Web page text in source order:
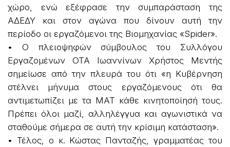
χώρο, ενώ εξέφρασε την συμπαράσταση της
ΑΔΕΔΥ και στον αγώνα που δίνουν αυτή την
περίοδο οι εργαζόμενοι της Βιομηχανίας «Spi­der».
• Ο πλειοψηφών σύμβουλος του Συλλόγου
Εργαζομένων ΟΤΑ Ιωαννίνων Χρήστος Μεντής
σημείωσε από την πλευρά του ότι «η Κυβέρνηση
στέλνει μήνυμα στους εργαζόμενους ότι θα
αντιμετωπίζει με τα ΜΑΤ κάθε κινητοποίησή τους.
Πρέπει όλοι μαζί, αλληλέγγυα και αγωνιστικά να
σταθούμε σήμερα σε αυτή την κρίσιμη κατάσταση».
• Τέλος, ο κ. Κώστας Πανταζής, γραμματέας του